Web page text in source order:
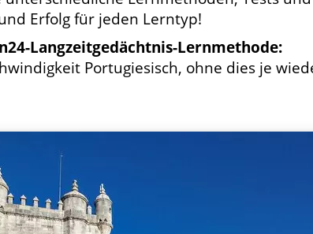
Erfolg für jeden Lerntyp!
Langzeitgedächtnis-Lernmethode:
Portugiesisch, ohne dies je